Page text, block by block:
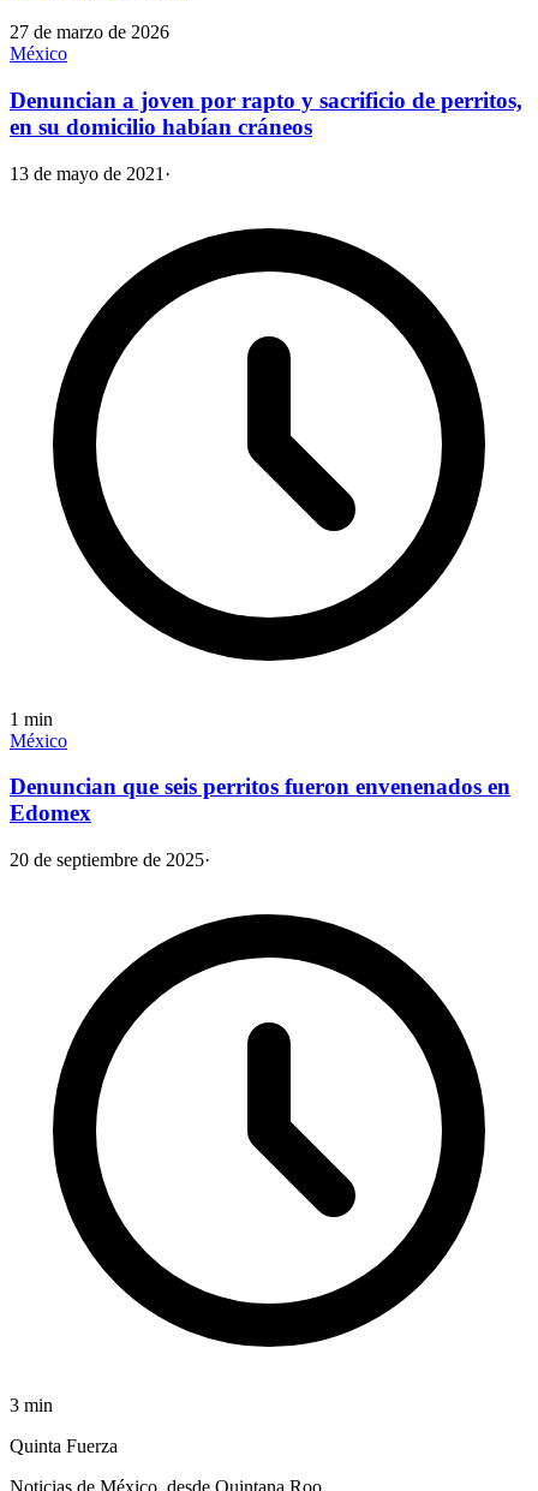
27 de marzo de 2026
México
Denuncian a joven por rapto y sacrificio de perritos,
en su domicilio habían cráneos
13 de mayo de 2021 ·
1 min
México
Denuncian que seis perritos fueron envenenados en
Edomex
20 de septiembre de 2025·
3 min
Quinta Fuerza
Noticias de México, desde Quintana Roo